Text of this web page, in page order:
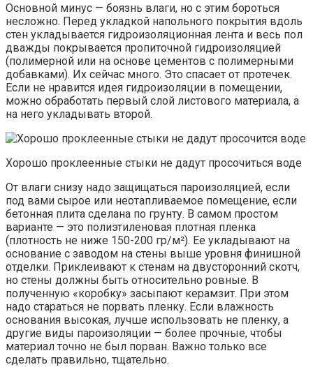
Основной минус — боязнь влаги, но с этим бороться
несложно. Перед укладкой напольного покрытия вдоль
стен укладывается гидроизоляционная лента и весь пол
дважды покрывается пропиточной гидроизоляцией
(полимерной или на основе цементов с полимерными
добавками). Их сейчас много. Это спасает от протечек.
Если не нравится идея гидроизоляции в помещении,
можно обработать первый слой листового материала, а
на него укладывать второй.
Хорошо проклеенные стыки не дадут просочиться воде
От влаги снизу надо защищаться пароизоляцией, если
под вами сырое или неотапливаемое помещение, если
бетонная плита сделана по грунту. В самом простом
варианте — это полиэтиленовая плотная пленка
(плотность не ниже 150-200 гр/м²). Ее укладывают на
основание с заводом на стены выше уровня финишной
отделки. Приклеивают к стенам на двусторонний скотч,
но стены должны быть относительно ровные. В
полученную «коробку» засыпают керамзит. При этом
надо стараться не порвать пленку. Если влажность
основания высокая, лучше использовать не пленку, а
другие виды пароизоляции — более прочные, чтобы
материал точно не был порван. Важно только все
сделать правильно, тщательно.